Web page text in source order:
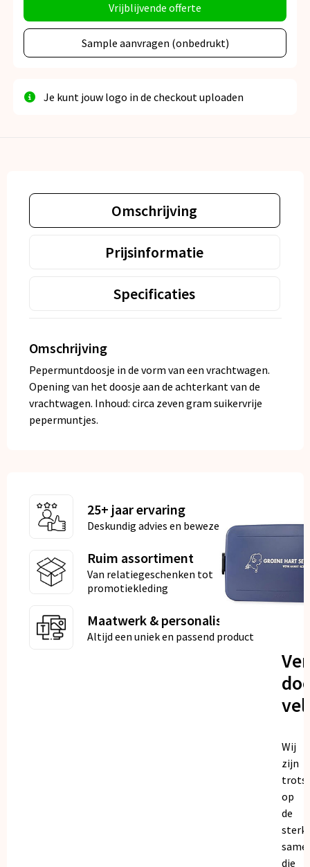
Vrijblijvende offerte
Sample aanvragen (onbedrukt)
Je kunt jouw logo in de checkout uploaden
Omschrijving
Prijsinformatie
Specificaties
Omschrijving
Pepermuntdoosje in de vorm van een vrachtwagen.
Opening van het doosje aan de achterkant van de
vrachtwagen. Inhoud: circa zeven gram suikervrije
pepermuntjes.
25+ jaar ervaring
Deskundig advies en bewezen kwaliteit
Ruim assortiment
Van relatiegeschenken tot
promotiekleding
Maatwerk & personalisatie
Altijd een uniek en passend product
Wij
zijn
trots
op
de
die